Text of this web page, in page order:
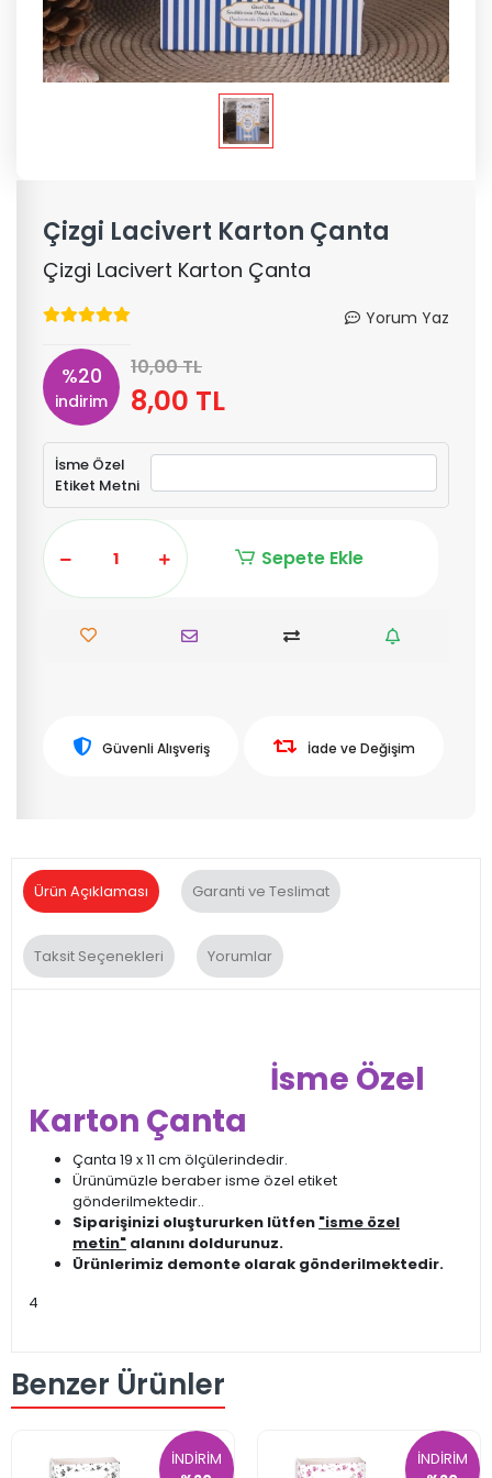
Çizgi Lacivert Karton Çanta
Çizgi Lacivert Karton Çanta
Yorum Yaz
%20
indirim
10,00 TL
8,00 TL
İsme Özel
Etiket Metni
Sepete Ekle
Güvenli Alışveriş İade ve Değişim
Ürün Açıklaması Garanti ve Teslimat
Taksit Seçenekleri Yorumlar
İsme Özel
Karton Çanta
Çanta 19 x 11 cm ölçülerindedir.
Ürünümüzle beraber isme özel etiket
gönderilmektedir..
Siparişinizi oluştururken lütfen "isme özel
metin" alanını doldurunuz.
Ürünlerimiz demonte olarak gönderilmektedir.
4
Benzer Ürünler
İNDİRİM
İNDİRİM